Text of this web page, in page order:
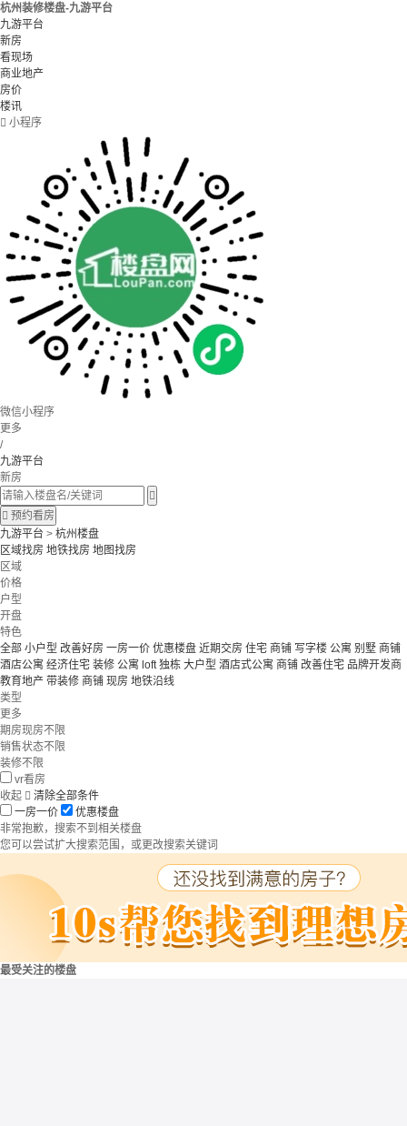
杭州装修楼盘-九游平台
九游平台
新房
看现场
商业地产
房价
楼讯
 小程序
微信小程序
更多
/
九游平台
新房

 预约看房
九游平台 > 杭州楼盘
区域找房 地铁找房 地图找房
区域
价格
户型
开盘
特色
全部 小户型 改善好房 一房一价 优惠楼盘 近期交房 住宅 商铺 写字楼 公寓 别墅 商铺
酒店公寓 经济住宅 装修 公寓 loft独栋 大户型 酒店式公寓 商铺 改善住宅 品牌开发商
教育地产 带装修 商铺 现房 地铁沿线
类型
更多
期房现房不限
销售状态不限
装修不限
vr看房
收起  清除全部条件
一房一价
优惠楼盘
非常抱歉，搜索不到相关楼盘
您可以尝试扩大搜索范围，或更改搜索关键词
最受关注的楼盘